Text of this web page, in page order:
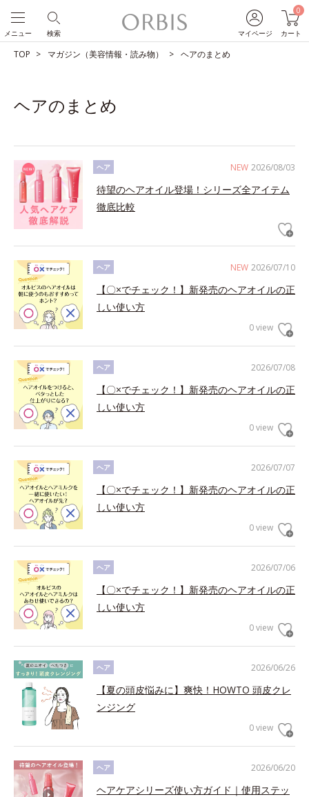
マイページ
0
カート
検索
メニュー
TOP マガジン（美容情報・読み物） ヘアのまとめ
ヘアのまとめ
NEW 2026/08/03
ヘア
待望のヘアオイル登場！シリーズ全アイテム
徹底比較
NEW 2026/07/10
ヘア
【〇×でチェック！】新発売のヘアオイルの正
しい使い方
0 view
2026/07/08
ヘア
【〇×でチェック！】新発売のヘアオイルの正
しい使い方
0 view
2026/07/07
ヘア
【〇×でチェック！】新発売のヘアオイルの正
しい使い方
0 view
2026/07/06
ヘア
【〇×でチェック！】新発売のヘアオイルの正
しい使い方
0 view
2026/06/26
ヘア
【夏の頭皮悩みに】爽快！HOWTO 頭皮クレ
ンジング
0 view
2026/06/20
ヘア
ヘアケアシリーズ使い方ガイド｜使用ステッ